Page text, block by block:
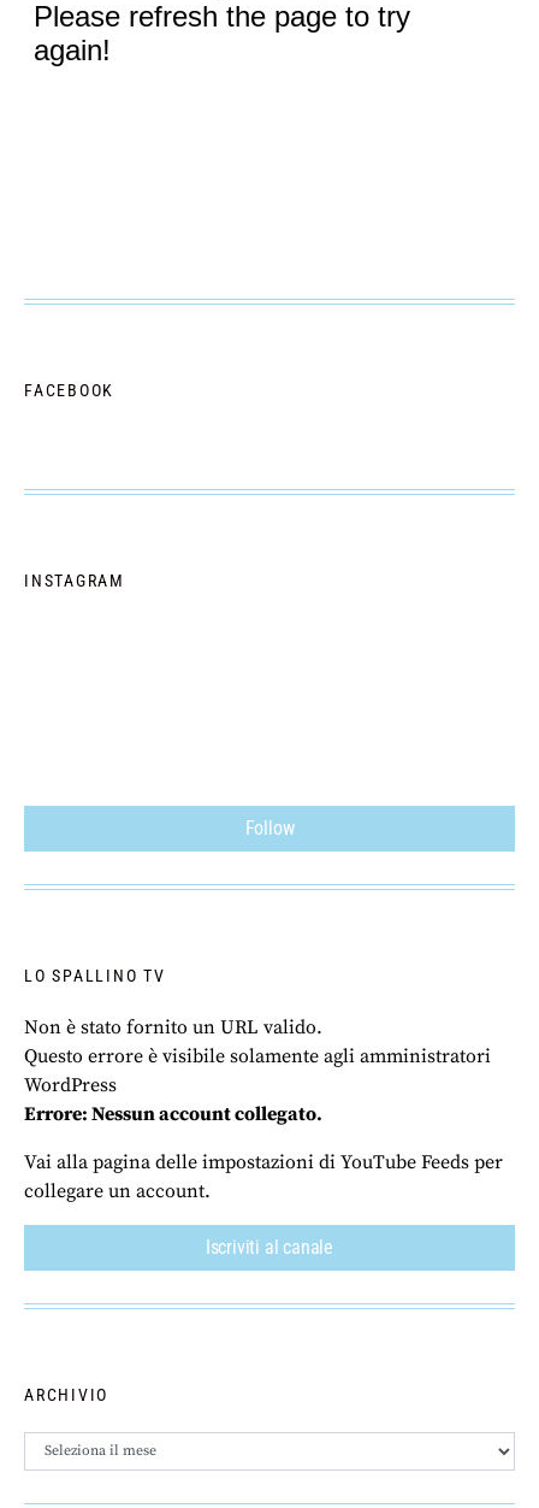
FACEBOOK
INSTAGRAM
Follow
LO SPALLINO TV
Non è stato fornito un URL valido.
Questo errore è visibile solamente agli amministratori
WordPress
Errore: Nessun account collegato.
Vai alla pagina delle impostazioni di YouTube Feeds per
collegare un account.
Iscriviti al canale
ARCHIVIO
Archivio